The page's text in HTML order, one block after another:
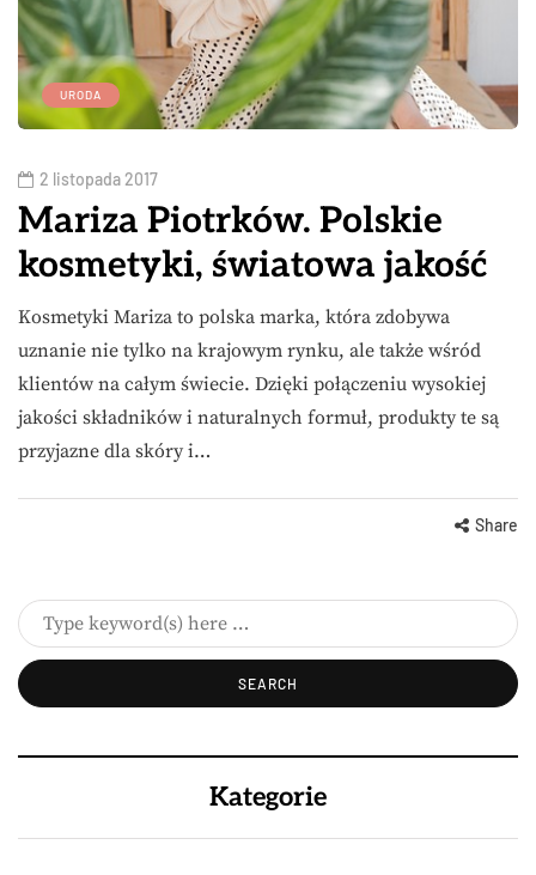
URODA
2 listopada 2017
Mariza Piotrków. Polskie
kosmetyki, światowa jakość
Kosmetyki Mariza to polska marka, która zdobywa
uznanie nie tylko na krajowym rynku, ale także wśród
klientów na całym świecie. Dzięki połączeniu wysokiej
jakości składników i naturalnych formuł, produkty te są
przyjazne dla skóry i…
Share
Kategorie